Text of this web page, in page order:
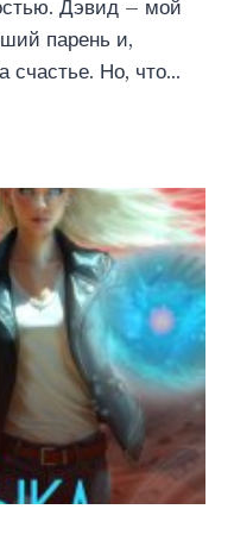
Дэвид – мой
парень и,
счастье. Но, что…